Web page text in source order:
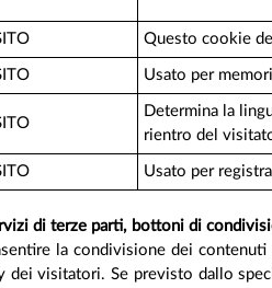
Questo cookie
Usato per
Determina la
rientro del
Usato per
di terze parti, bottoni di
la condivisione dei
dei visitatori. Se previsto dallo